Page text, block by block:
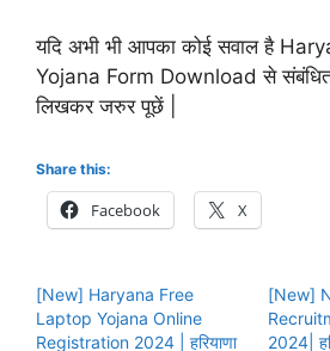
यदि अभी भी आपका कोई सवाल है
Yojana Form Download से
लिखकर जरुर पूछें |
Share this:
Facebook X
[New] Haryana Free
Laptop Yojana Online
Registration 2024 | हरियाणा
[New]
2024|